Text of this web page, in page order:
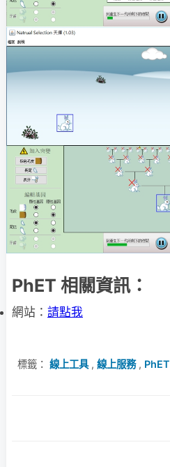
PhET 相關資訊：
網站： 請點我
標籤： 線上工具, 線上服務, PhET